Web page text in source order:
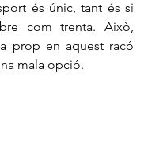
és únic, tant és si
com trenta. Això,
prop en aquest racó
mala opció.